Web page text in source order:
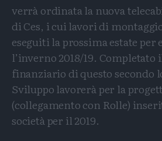
verrà ordinata la nuova
di Ces, i cui lavori di
eseguiti la prossima estate per
l’inverno 2018/19. Completato
finanziario di questo secondo
Sviluppo lavorerà per la
(collegamento con Rolle)
società per il 2019.